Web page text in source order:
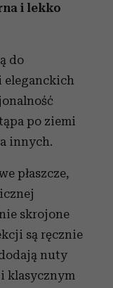
i lekko
do
eleganckich
po ziemi
innych.
płaszcze,
skrojone
są ręcznie
nuty
klasycznym